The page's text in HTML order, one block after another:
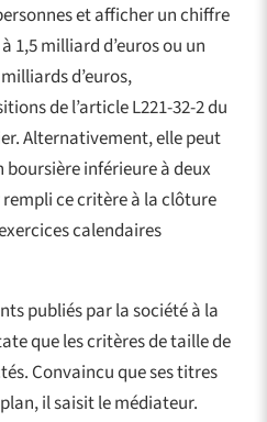
et afficher un chiffre
1,5 milliard d’euros ou un
d’euros,
de l’article L221-32-2 du
Alternativement, elle peut
inférieure à deux
ce critère à la clôture
calendaires
publiés par la société à la
que les critères de taille de
Convaincu que ses titres
il saisit le médiateur.